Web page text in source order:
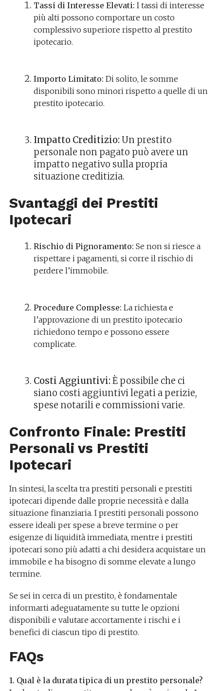
Tassi di Interesse Elevati: I tassi di interesse
più alti possono comportare un costo
complessivo superiore rispetto al prestito
ipotecario.
Importo Limitato: Di solito, le somme
disponibili sono minori rispetto a quelle di un
prestito ipotecario.
Impatto Creditizio: Un prestito
personale non pagato può avere un
impatto negativo sulla propria
situazione creditizia.
Svantaggi dei Prestiti
Ipotecari
Rischio di Pignoramento: Se non si riesce a
rispettare i pagamenti, si corre il rischio di
perdere l’immobile.
Procedure Complesse: La richiesta e
l’approvazione di un prestito ipotecario
richiedono tempo e possono essere
complicate.
Costi Aggiuntivi: È possibile che ci
siano costi aggiuntivi legati a perizie,
spese notarili e commissioni varie.
Confronto Finale: Prestiti
Personali vs Prestiti
Ipotecari
In sintesi, la scelta tra prestiti personali e prestiti
ipotecari dipende dalle proprie necessità e dalla
situazione finanziaria. I prestiti personali possono
essere ideali per spese a breve termine o per
esigenze di liquidità immediata, mentre i prestiti
ipotecari sono più adatti a chi desidera acquistare un
immobile e ha bisogno di somme elevate a lungo
termine.
Se sei in cerca di un prestito, è fondamentale
informarti adeguatamente su tutte le opzioni
disponibili e valutare accortamente i rischi e i
benefici di ciascun tipo di prestito.
FAQs
1. Qual è la durata tipica di un prestito personale?